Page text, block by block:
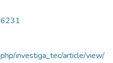
investiga_tec/article/view/